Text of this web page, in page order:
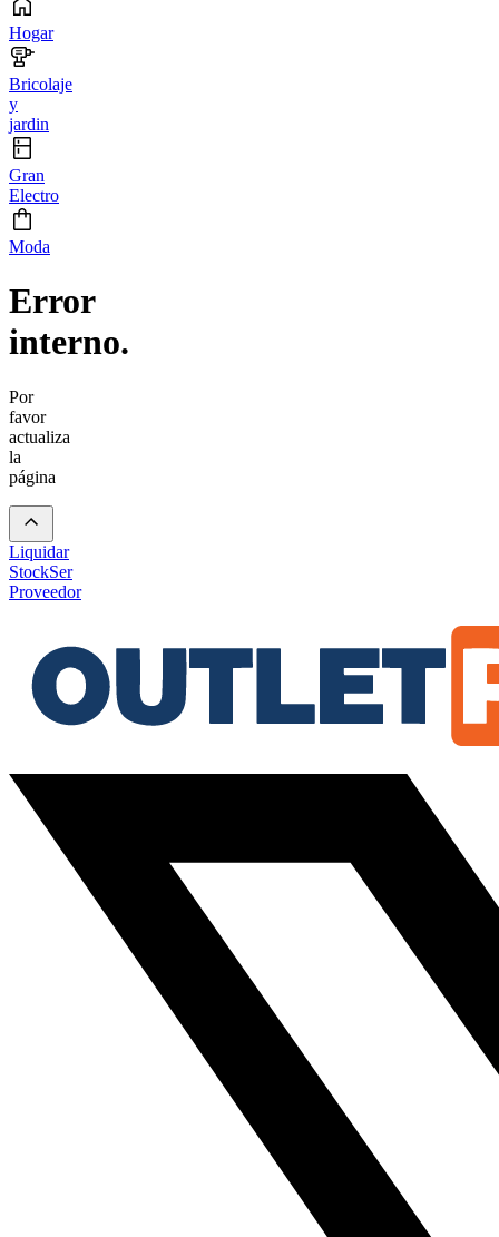
Hogar
Bricolaje
y
jardin
Gran
Electro
Moda
Error
interno.
Por
favor
actualiza
la
página
Liquidar
StockSer
Proveedor